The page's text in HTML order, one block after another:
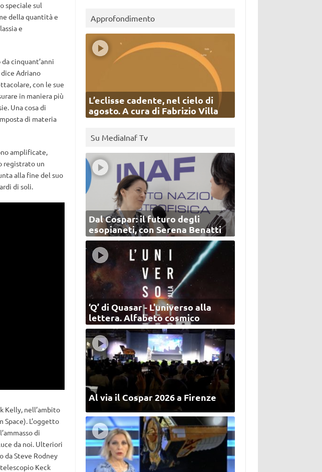
speciale sul
della quantità e
e
cinquant’anni
Adriano
con le sue
in maniera più
Una cosa di
di materia
amplificate,
registrato un
alla fine del suo
di soli.
Kelly, nell’ambito
L’oggetto
di
da noi. Ulteriori
da Steve Rodney
Keck
Approfondimento
L’eclisse cadente, nel cielo di
agosto. A cura di Fabrizio Villa
Su MediaInaf Tv
Dal Cospar: il futuro degli
esopianeti, con Serena Benatti
‘Q’ di Quasar - L'universo alla
lettera. Alfabeto cosmico
Al via il Cospar 2026 a Firenze